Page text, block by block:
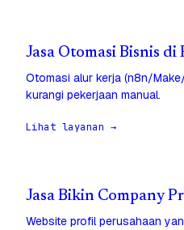
Jasa Otomasi Bisnis
Otomasi alur kerja (n8n/
kurangi pekerjaan manual.
Lihat layanan →
Jasa Bikin Company
Website profil perusahaan